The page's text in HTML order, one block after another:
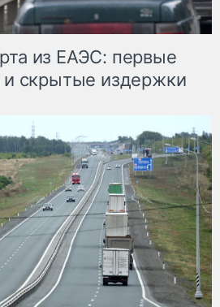
из ЕАЭС: первые
и скрытые издержки